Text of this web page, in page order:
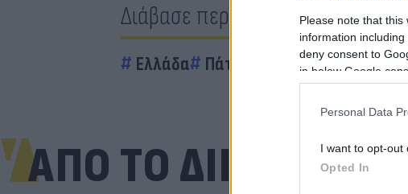
Please note that
information
deny consent to
in below Google
Personal Data
I want to opt-out
Opted In
Διάβασε περισσότερα
Ελλάδα Πάτρα εμβόλιο
ΑΠΟ ΤΟ ΔΙΚΤΥΟ